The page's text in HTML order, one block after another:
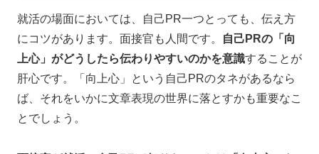
就活の場面においては、自己PR一つとっても、伝え方
にコツがあります。面接官も人間です。
自己PRの「向
上心」がどうしたら伝わりやすいのかを意識することが
肝心です。「向上心」という自己PRのタネがあるなら
ば、それをいかに文章表現の世界に落とすかも重要なこ
とでしょう。